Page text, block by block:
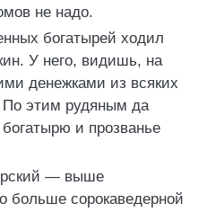
не надо.
богатырей ходил
У него, видишь, на
денежками из всяких
этим рудяным да
и прозванье
— выше
больше сорокаведерной